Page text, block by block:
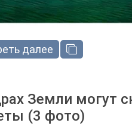
далее
Земли могут
(3 фото)